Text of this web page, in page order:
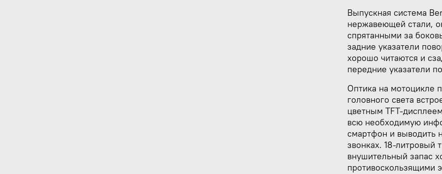
Выпускная система
нержавеющей стали,
спрятанными за
задние указатели
хорошо читаются и
передние указатели
Оптика на мотоцикле
головного света
цветным TFT-
всю необходимую
смартфон и выводить
звонках. 18-литровый
внушительный запас
противоскользящими